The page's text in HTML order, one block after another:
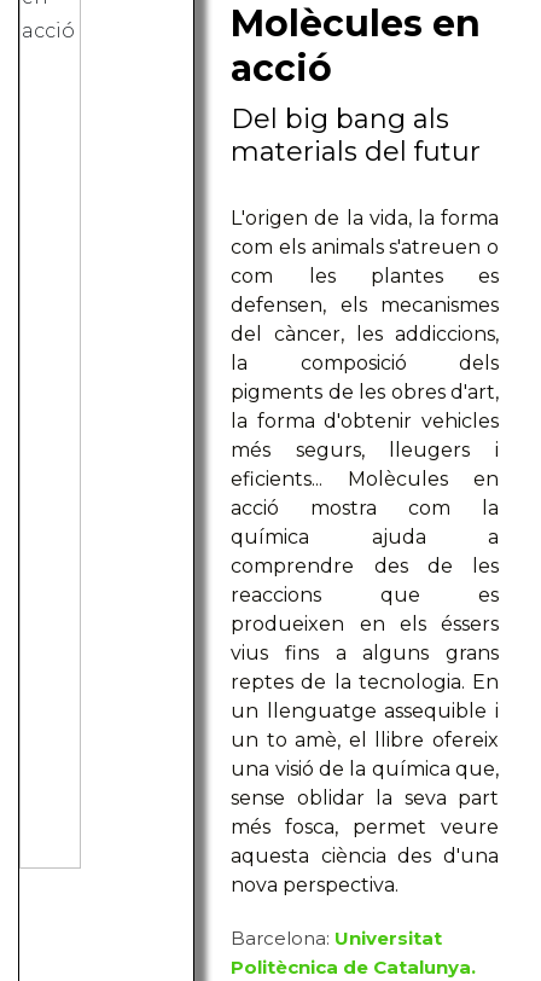
Molècules en
acció
Del big bang als
materials del futur
L'origen de la vida, la forma
com els animals s'atreuen o
com les plantes es
defensen, els mecanismes
del càncer, les addiccions,
la composició dels
pigments de les obres d'art,
la forma d'obtenir vehicles
més segurs, lleugers i
eficients... Molècules en
acció mostra com la
química ajuda a
comprendre des de les
reaccions que es
produeixen en els éssers
vius fins a alguns grans
reptes de la tecnologia. En
un llenguatge assequible i
un to amè, el llibre ofereix
una visió de la química que,
sense oblidar la seva part
més fosca, permet veure
aquesta ciència des d'una
nova perspectiva.
Barcelona: Universitat
Politècnica de Catalunya.